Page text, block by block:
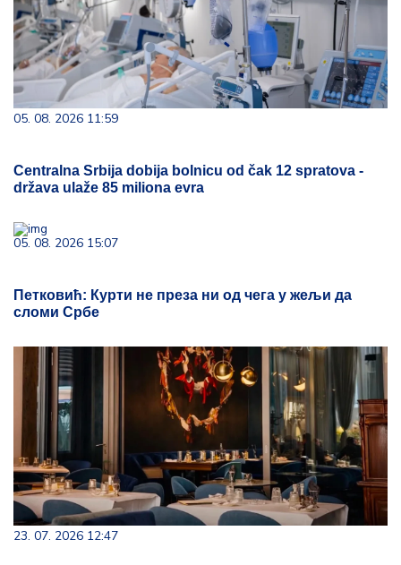
05. 08. 2026 11:59
Centralna Srbija dobija bolnicu od čak 12 spratova -
država ulaže 85 miliona evra
05. 08. 2026 15:07
Петковић: Курти не преза ни од чега у жељи да
сломи Србе
23. 07. 2026 12:47